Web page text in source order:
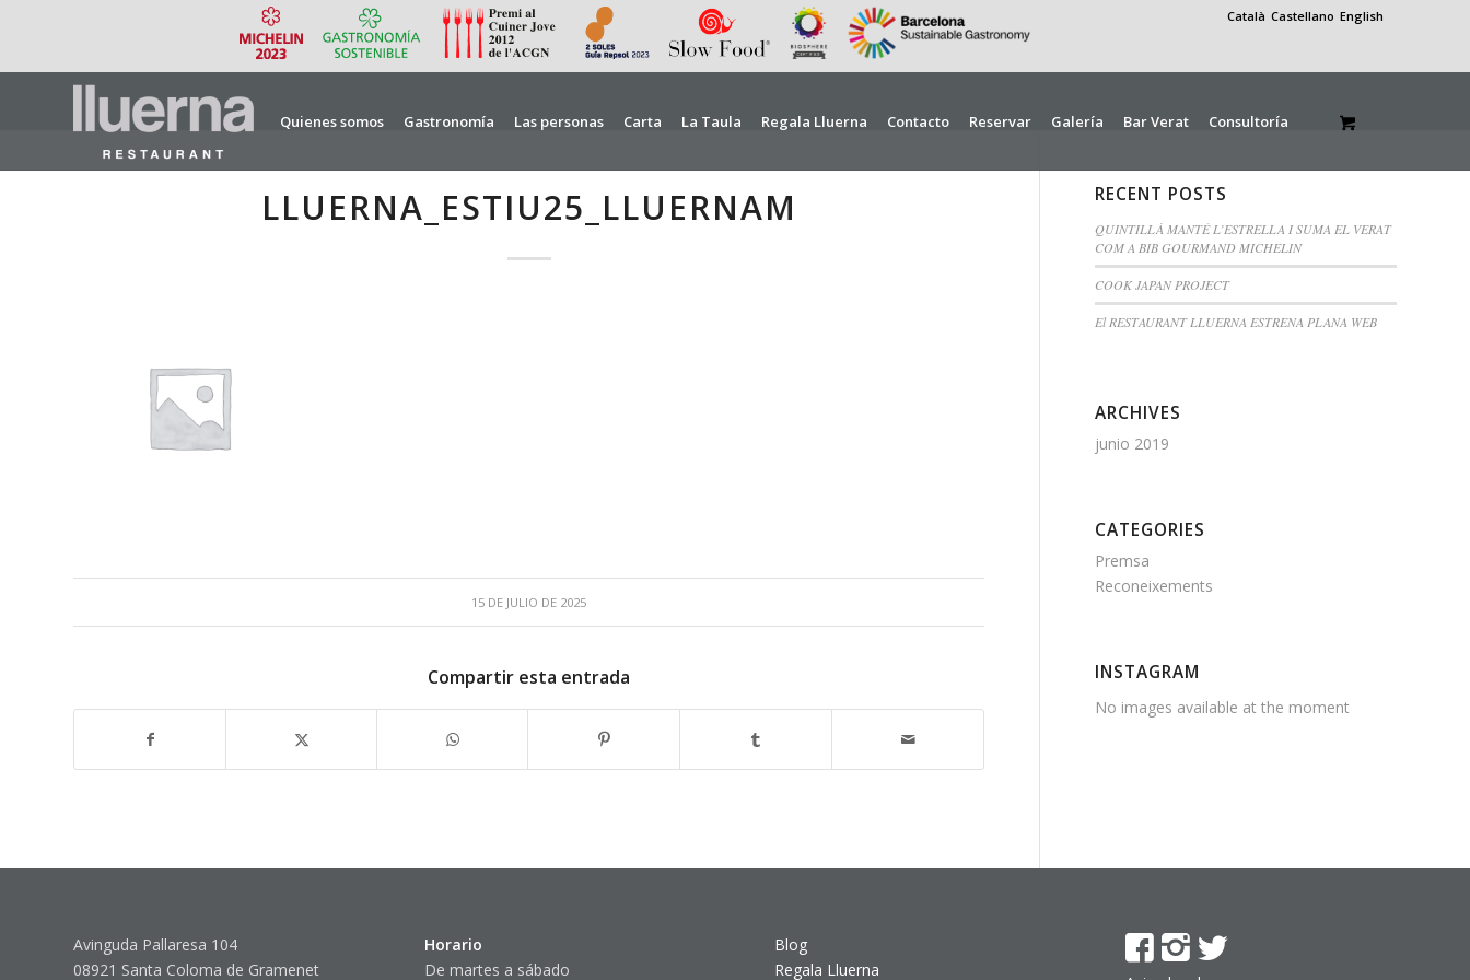
Català Castellano English
Quienes somos Gastronomía Las personas Carta La Taula Regala Lluerna Contacto Reservar Galería Bar Verat Consultoría
LLUERNA_ESTIU25_LLUERNAM
15 DE JULIO DE 2025
Compartir esta entrada
RECENT POSTS
QUINTILLÀ MANTÉ L’ESTRELLA I SUMA EL VERAT
COM A BIB GOURMAND MICHELIN
COOK JAPAN PROJECT
El RESTAURANT LLUERNA ESTRENA PLANA WEB
ARCHIVES
junio 2019
CATEGORIES
Premsa
Reconeixements
INSTAGRAM
No images available at the moment
Avinguda Pallaresa 104
08921 Santa Coloma de Gramenet
Horario
De martes a sábado
Blog
Regala Lluerna